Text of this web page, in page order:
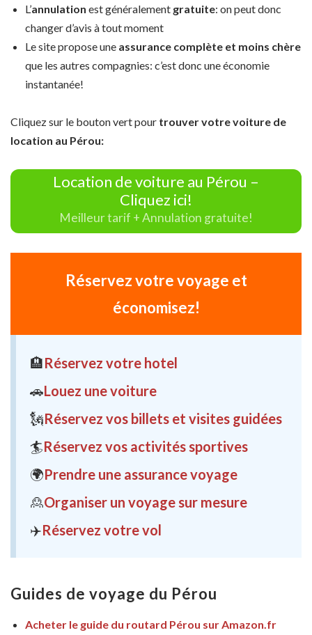
L’annulation est généralement gratuite: on peut donc
changer d’avis à tout moment
Le site propose une assurance complète et moins chère
que les autres compagnies: c’est donc une économie
instantanée!
Cliquez sur le bouton vert pour trouver votre voiture de
location au Pérou:
Location de voiture au Pérou –
Cliquez ici!
Meilleur tarif + Annulation gratuite!
Réservez votre voyage et
économisez!
🏨Réservez votre hotel
🚗Louez une voiture
🗽Réservez vos billets et visites guidées
🏄Réservez vos activités sportives
🌍Prendre une assurance voyage
🙎Organiser un voyage sur mesure
✈️Réservez votre vol
Guides de voyage du Pérou
Acheter le guide du routard Pérou sur Amazon.fr